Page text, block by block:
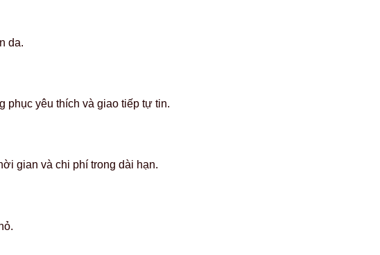
da.
phục yêu thích và giao tiếp tự tin.
gian và chi phí trong dài hạn.